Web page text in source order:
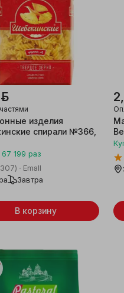
изделия
спирали №366,
67 199 раз
Emall
Завтра
В корзину